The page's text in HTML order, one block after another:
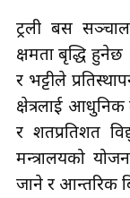
ट्रली बस
क्षमता बृद्धि हुनेछ
र भट्टीले
क्षेत्रलाई
र शतप्रतिशत
मन्त्रालयको
जाने र आन्तरिक